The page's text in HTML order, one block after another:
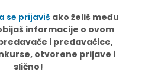
se prijaviš ako želiš među
informacije o ovom
i predavačice,
otvorene prijave i
slično!